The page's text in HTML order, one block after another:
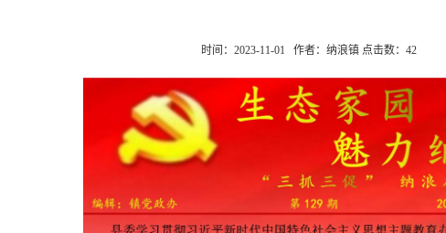
时间：2023-11-01 作者：纳浪镇 点击数： 42